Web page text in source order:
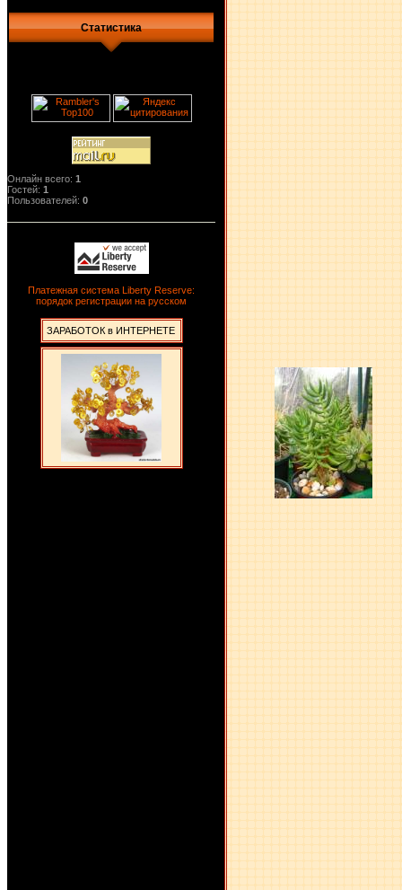
Статистика
Онлайн всего: 1
Гостей: 1
Пользователей: 0
Платежная система Liberty Reserve:
порядок регистрации на русском
ЗАРАБОТОК в ИНТЕРНЕТЕ